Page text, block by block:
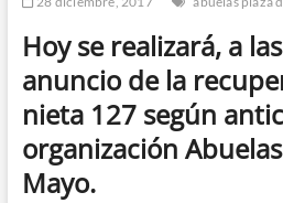
Hoy se realizará, a
anuncio de la
nieta 127 según
organización
Mayo.